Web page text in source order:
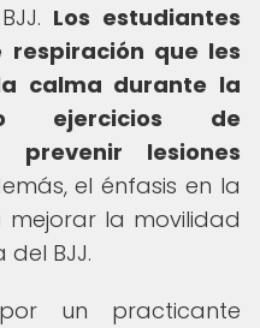
Los estudiantes
que les
calma durante la
ejercicios de
prevenir lesiones
el énfasis en la
mejorar la movilidad
BJJ.
un practicante